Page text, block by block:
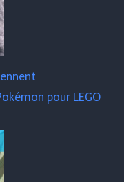
pour LEGO